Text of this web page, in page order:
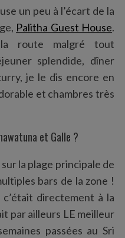
un peu à l’écart de la
Palitha Guest House.
route malgré tout
splendide, dîner
je le dis encore en
et chambres très
et Galle ?
la plage principale de
bars de la zone !
directement à la
par ailleurs LE meilleur
passées au Sri